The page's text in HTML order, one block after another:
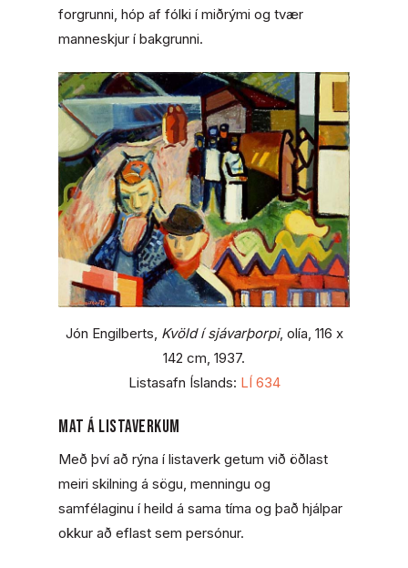
forgrunni, hóp af fólki í miðrými og tvær
manneskjur í bakgrunni.
Jón Engilberts, Kvöld í sjávarþorpi, olía, 116 x
142 cm, 1937.
Listasafn Íslands: LÍ 634
Mat á listaverkum
Með því að rýna í listaverk getum við öðlast
meiri skilning á sögu, menningu og
samfélaginu í heild á sama tíma og það hjálpar
okkur að eflast sem persónur.